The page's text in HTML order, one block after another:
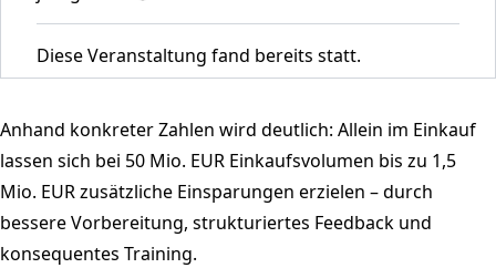
Diese Veranstaltung fand bereits statt.
Anhand konkreter Zahlen wird deutlich: Allein im Einkauf
lassen sich bei 50 Mio. EUR Einkaufsvolumen bis zu 1,5
Mio. EUR zusätzliche Einsparungen erzielen – durch
bessere Vorbereitung, strukturiertes Feedback und
konsequentes Training.